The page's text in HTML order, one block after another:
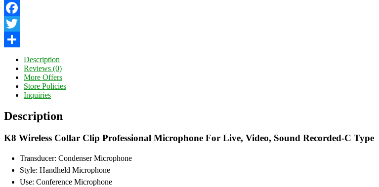
Facebook
Twitter
Description
Reviews (0)
More Offers
Store Policies
Inquiries
Description
K8 Wireless Collar Clip Professional Microphone For Live, Video, Sound Recorded-C Type
Transducer: Condenser Microphone
Style: Handheld Microphone
Use: Conference Microphone